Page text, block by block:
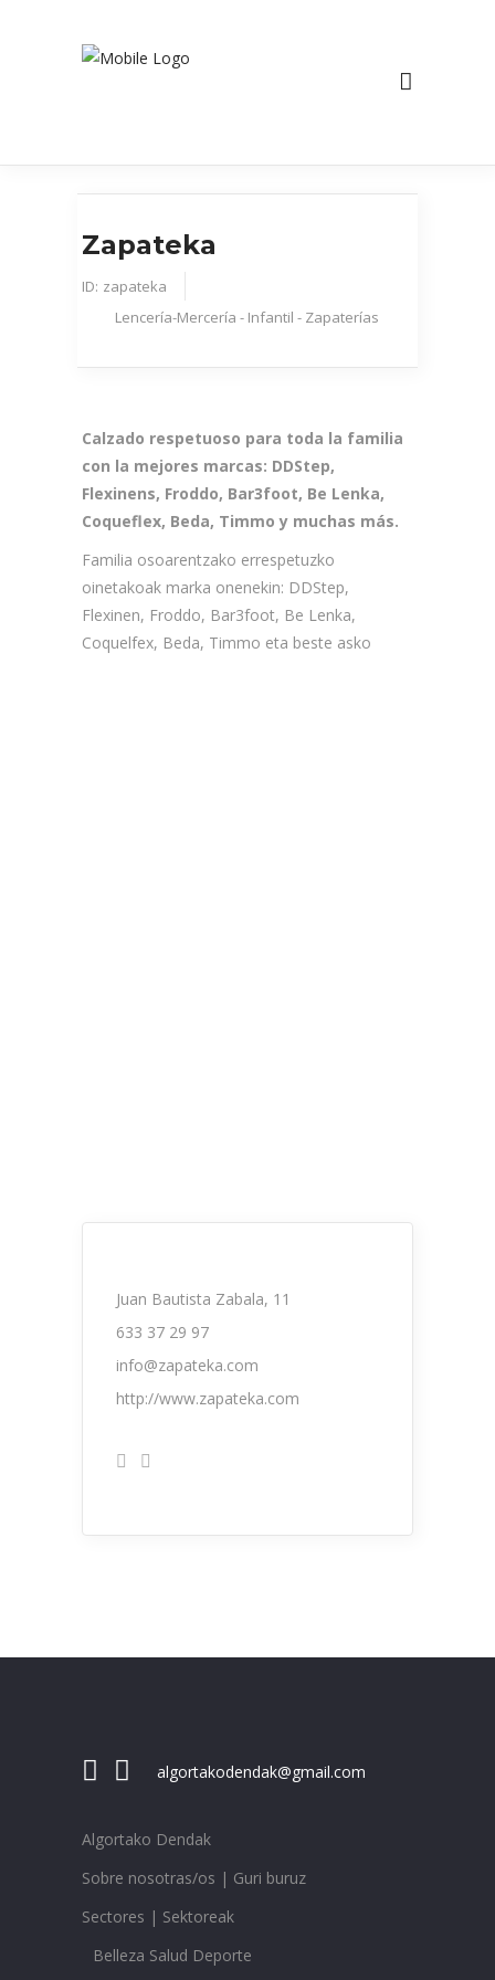
Zapateka
ID: zapateka
Lencería-Mercería - Infantil - Zapaterías
Calzado respetuoso para toda la familia
con la mejores marcas: DDStep,
Flexinens, Froddo, Bar3foot, Be Lenka,
Coqueflex, Beda, Timmo y muchas más.
Familia osoarentzako errespetuzko
oinetakoak marka onenekin: DDStep,
Flexinen, Froddo, Bar3foot, Be Lenka,
Coquelfex, Beda, Timmo eta beste asko
Juan Bautista Zabala, 11
633 37 29 97
info@zapateka.com
http://www.zapateka.com
algortakodendak@gmail.com
Algortako Dendak
Sobre nosotras/os | Guri buruz
Sectores | Sektoreak
Belleza Salud Deporte